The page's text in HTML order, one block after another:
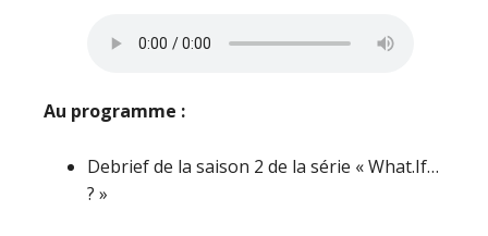
Au programme :
Debrief de la saison 2 de la série « What.If…
? »